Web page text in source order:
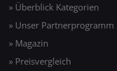
» Überblick Kategorien
» Unser Partnerprogramm
» Magazin
» Preisvergleich